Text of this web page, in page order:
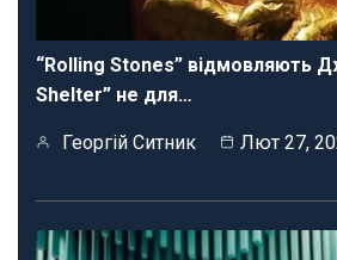
“Rolling Stones” відмовляють
Shelter” не для…
Георгій Ситник Лют 27,